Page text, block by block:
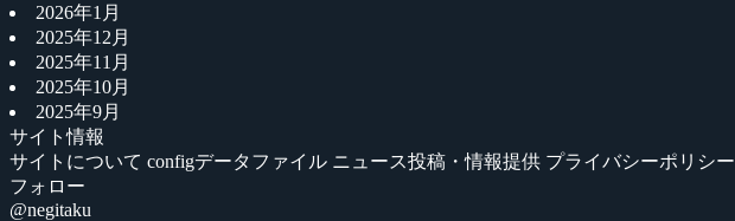
2026年1月
2025年12月
2025年11月
2025年10月
2025年9月
サイト情報
サイトについて configデータファイル ニュース投稿・情報提供 プライバシーポリシー
フォロー
@negitaku